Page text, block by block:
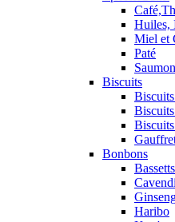
Huiles,
Miel et
Paté
Biscuits
Bonbons
Bassetts
Haribo